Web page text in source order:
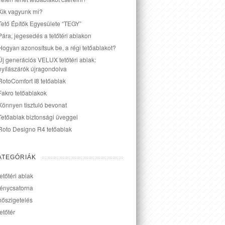
vagyunk mi?
Építők Egyesülete “TEGY”
jegesedés a tetőtéri ablakon
azonosítsuk be, a régi tetőablakot?
generációs VELUX tetőtéri ablak:
újragondolva
I8 tetőablak
tetőablakok
tisztuló bevonat
biztonsági üveggel
Designo R4 tetőablak
ablak